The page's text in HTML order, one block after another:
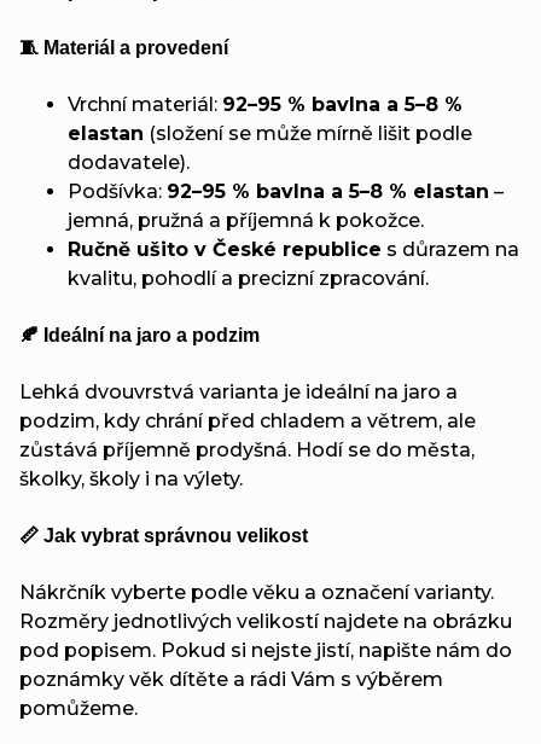
🧵 Materiál a provedení
Vrchní materiál: 92–95 % bavlna a 5–8 %
elastan (složení se může mírně lišit podle
dodavatele).
Podšívka: 92–95 % bavlna a 5–8 % elastan –
jemná, pružná a příjemná k pokožce.
Ručně ušito v České republice s důrazem na
kvalitu, pohodlí a precizní zpracování.
🍂 Ideální na jaro a podzim
Lehká dvouvrstvá varianta je ideální na jaro a
podzim, kdy chrání před chladem a větrem, ale
zůstává příjemně prodyšná. Hodí se do města,
školky, školy i na výlety.
📏 Jak vybrat správnou velikost
Nákrčník vyberte podle věku a označení varianty.
Rozměry jednotlivých velikostí najdete na obrázku
pod popisem. Pokud si nejste jistí, napište nám do
poznámky věk dítěte a rádi Vám s výběrem
pomůžeme.